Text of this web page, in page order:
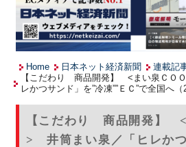
Home 日本ネット経済新聞 連載記
【こだわり 商品開発】 <まい泉ＣＯ
レかつサンド」を”冷凍””ＥＣ”で全国へ（
【こだわり 商品開発】 <
> 井筒まい泉／「ヒレか